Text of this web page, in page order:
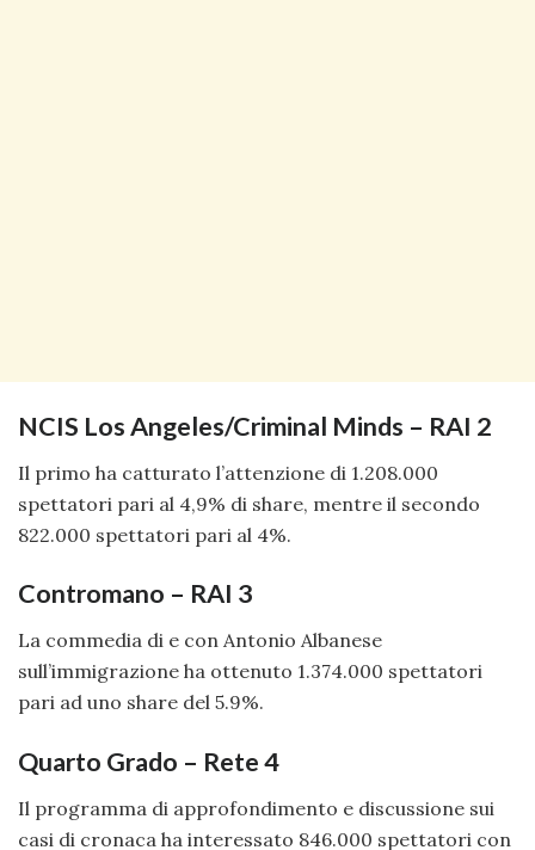
NCIS Los Angeles/Criminal Minds – RAI 2
Il primo ha catturato l’attenzione di 1.208.000
spettatori pari al 4,9% di share, mentre il secondo
822.000 spettatori pari al 4%.
Contromano – RAI 3
La commedia di e con Antonio Albanese
sull’immigrazione ha ottenuto 1.374.000 spettatori
pari ad uno share del 5.9%.
Quarto Grado – Rete 4
Il programma di approfondimento e discussione sui
casi di cronaca ha interessato 846.000 spettatori con